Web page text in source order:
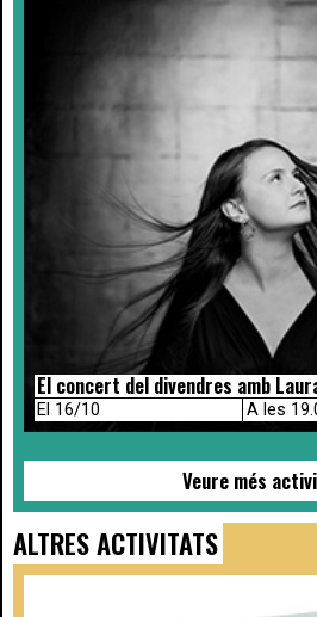
El concert del divendres amb
El 16/10 A les
Veure més
ALTRES ACTIVITATS